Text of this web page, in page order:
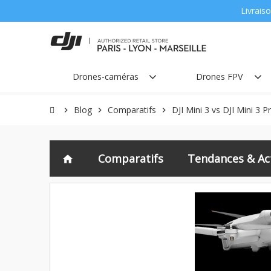
Drones-caméras Drones FPV
chevron_right Blog chevron_right Comparatifs chevron_right DJI Mini 3 vs DJI Mini 3
home Comparatifs Tendances &